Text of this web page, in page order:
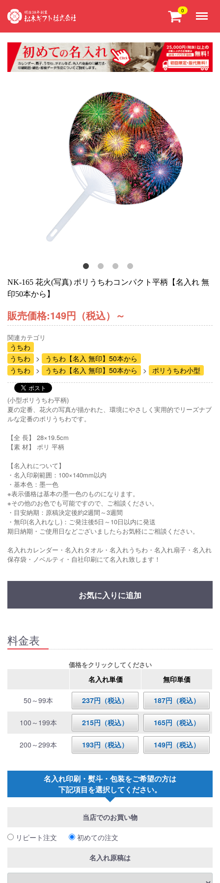
0
NK-165 花火(写真) ポリうちわコンパクト平柄【名入れ 無
印50本から】
販売価格:149円（税込） ～
関連カテゴリ
うちわ
うちわ
うちわ【名入 無印】50本から
うちわ
うちわ【名入 無印】50本から ポリうちわ小型
(小型ポリうちわ平柄)
夏の定番、花火の写真が描かれた、環境にやさしく実用的でリーズナブ
ルな定番のポリうちわです。
【全 長】 28×19.5cm
【素 材】 ポリ 平柄
【名入れについて】
・名入印刷範囲：100×140mm以内
・基本色：墨一色
※表示価格は基本の墨一色のものになります。
※その他のお色でも可能ですので、ご相談ください。
・目安納期：原稿決定後約2週間～3週間
・無印(名入れなし)：ご発注後5日～10日以内に発送
期日納期・ご使用日などございましたらお気軽にご相談ください。
名入れカレンダー・名入れタオル・名入れうちわ・名入れ扇子・名入れ
保存袋・ノベルティ・自社印刷にて名入れ致します！
お気に入りに追加
料金表
価格をクリックしてください
名入れ単価 無印単価
50～99本 237円（税込） 187円（税込）
100～199本 215円（税込） 165円（税込）
200～299本 193円（税込） 149円（税込）
名入れ印刷・熨斗・包装をご希望の方は
下記項目を選択してください。
当店でのお買い物
リピート注文 初めての注文
名入れ原稿は